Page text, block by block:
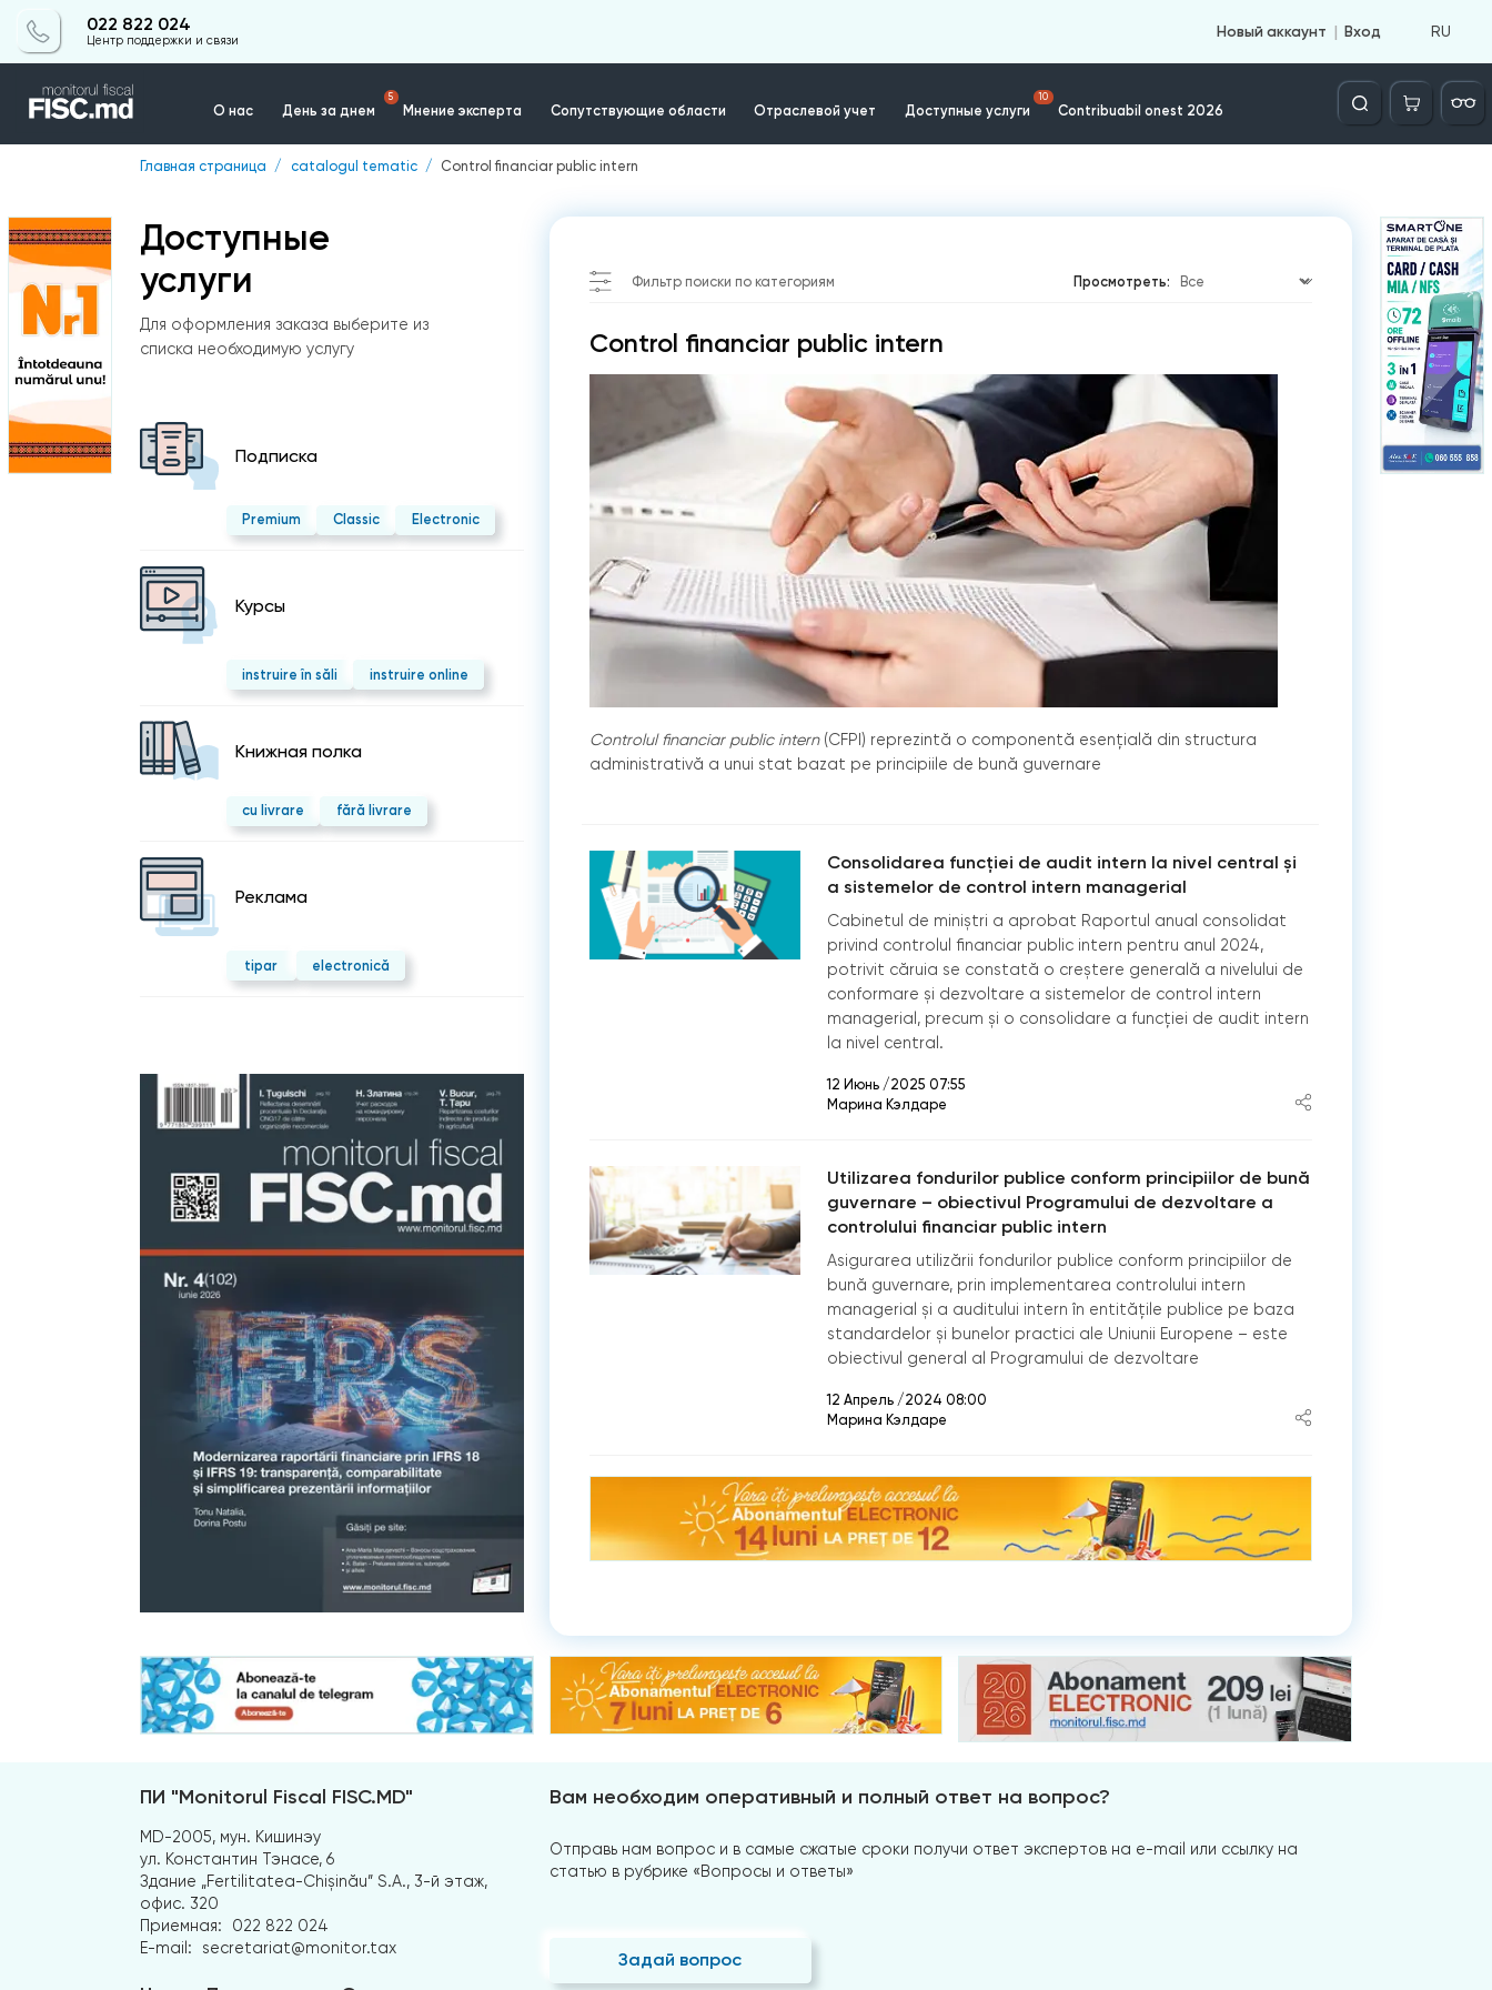
022 822 024
Центр поддержки и связи
Новый аккаунт Вход RU
О нас День за днем
5
Мнение эксперта Сопутствующие области Отраслевой учет Доступные услуги
10
Contribuabil onest 2026
Căutare
Главная страница catalogul tematic Control financiar public intern
Доступные
услуги
Для оформления заказа выберите из
списка необходимую услугу
Подписка
Premium Classic Electronic
Курсы
instruire în săli instruire online
Kнижная полка
cu livrare fără livrare
Реклама
tipar electronică
Фильтр поиски по категориям Просмотреть:
Control financiar public intern
Controlul financiar public intern(CFPI) reprezintă o componentă esențială din structura
administrativă a unui stat bazat pe principiile de bună guvernare
Consolidarea funcției de audit intern la nivel central și
a sistemelor de control intern managerial
Cabinetul de miniștri a aprobat Raportul anual consolidat
privind controlul financiar public intern pentru anul 2024,
potrivit căruia se constată o creștere generală a nivelului de
conformare și dezvoltare a sistemelor de control intern
managerial, precum și o consolidare a funcției de audit intern
la nivel central.
12 Июнь /2025 07:55
Марина Кэлдаре
Utilizarea fondurilor publice conform principiilor de bună
guvernare – obiectivul Programului de dezvoltare a
controlului financiar public intern
Asigurarea utilizării fondurilor publice conform principiilor de
bună guvernare, prin implementarea controlului intern
managerial și a auditului intern în entitățile publice pe baza
standardelor și bunelor practici ale Uniunii Europene – este
obiectivul general al Programului de dezvoltare
12 Апрель /2024 08:00
Марина Кэлдаре
ПИ "Monitorul Fiscal FISC.MD"
MD-2005, мун. Кишинэу
ул. Константин Тэнасе, 6
Здание „Fertilitatea-Chișinău” S.A., 3-й этаж,
офис. 320
Приемная:
022 822 024
E-mail:
secretariat@monitor.tax
Вам необходим оперативный и полный ответ на вопрос?
Отправь нам вопрос и в самые сжатые сроки получи ответ экспертов на e-mail или ссылку на
статью в рубрике «Вопросы и ответы»
Задай вопрос